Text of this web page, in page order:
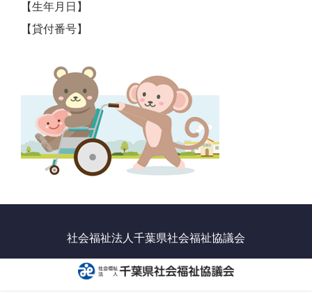
【生年月日】
【貸付番号】
社会福祉法人千葉県社会福祉協議会